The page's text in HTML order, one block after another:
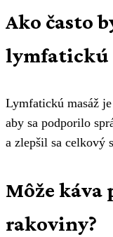
Ako často
lymfatickú
Lymfatickú masáž
aby sa podporilo
a zlepšil sa celkový
Môže káva
rakoviny?